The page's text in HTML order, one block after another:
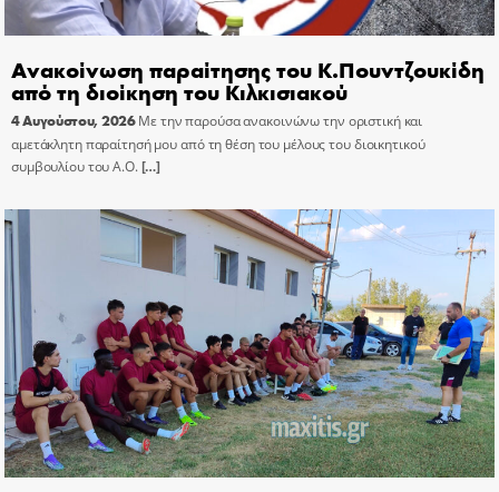
Ανακοίνωση παραίτησης του Κ.Πουντζουκίδη
από τη διοίκηση του Κιλκισιακού
4 Αυγούστου, 2026 Με την παρούσα ανακοινώνω την οριστική και
αμετάκλητη παραίτησή μου από τη θέση του μέλους του διοικητικού
συμβουλίου του Α.Ο.[…]